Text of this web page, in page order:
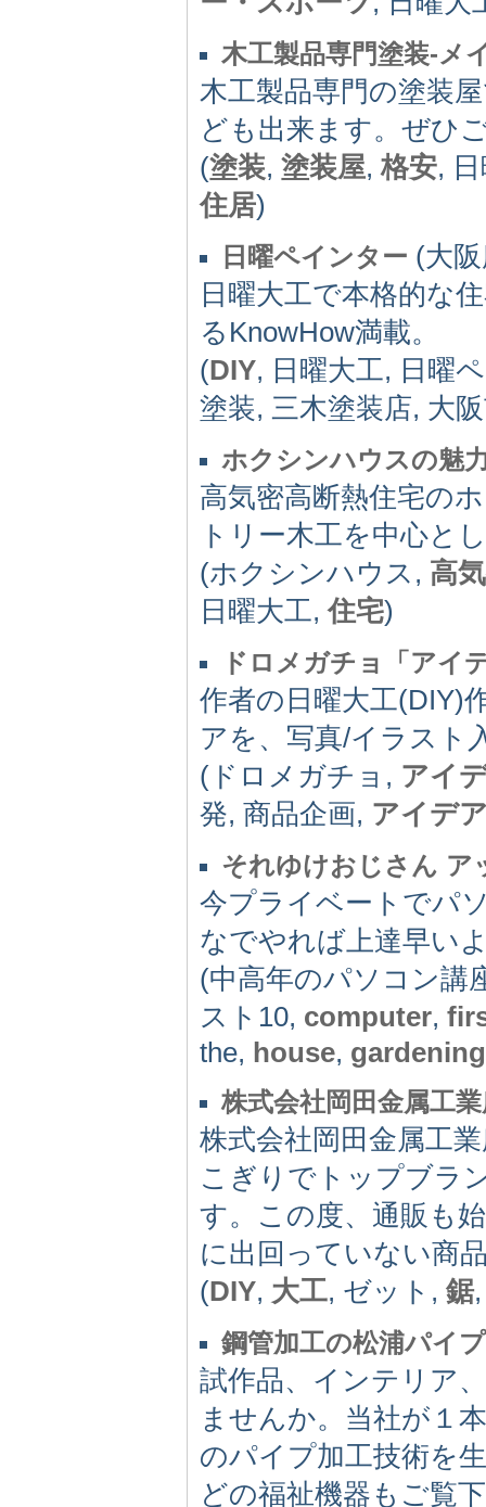
木工製品専門塗装-メ
木工製品専門の塗装
ども出来ます。ぜひ
(塗装, 塗装屋,格安,
住居)
日曜ペインター (大
日曜大工で本格的な
るKnowHow満載。
(DIY, 日曜大工, 日曜
塗装, 三木塗装店, 大
ホクシンハウスの魅
高気密高断熱住宅の
トリー木工を中心と
(ホクシンハウス, 高
日曜大工,住宅)
ドロメガチョ「アイ
作者の日曜大工(DIY)
アを、写真/イラスト
(ドロメガチョ, アイ
発, 商品企画, アイデ
それゆけおじさん ア
今プライベートでパ
なでやれば上達早い
(中高年のパソコン講
スト10, computer,
the, house, gardening
株式会社岡田金属工
株式会社岡田金属工
こぎりでトップブラ
す。この度、通販も
に出回っていない商
(DIY, 大工, ゼット, 鋸
鋼管加工の松浦パイプ
試作品、インテリア
ませんか。当社が１
のパイプ加工技術を
どの福祉機器もご覧